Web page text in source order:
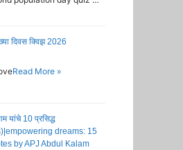
दिवस क्विझ 2026
Read More »
यांचे 10 प्रसिद्ध
dreams: 15
by APJ Abdul Kalam